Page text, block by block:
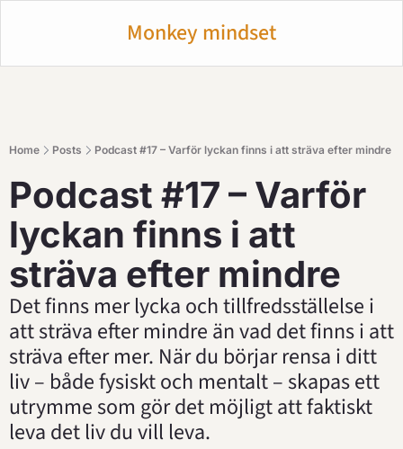
Monkey mindset
Home Posts Podcast #17 – Varför lyckan finns i att sträva efter mindre
Podcast #17 – Varför
lyckan finns i att
sträva efter mindre
Det finns mer lycka och tillfredsställelse i
att sträva efter mindre än vad det finns i att
sträva efter mer. När du börjar rensa i ditt
liv – både fysiskt och mentalt – skapas ett
utrymme som gör det möjligt att faktiskt
leva det liv du vill leva.